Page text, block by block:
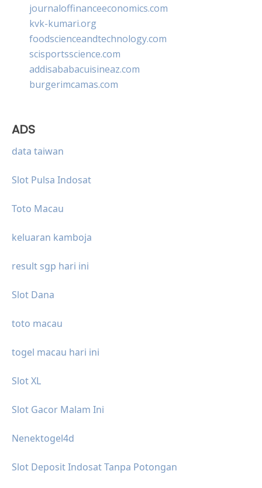
journaloffinanceeconomics.com
kvk-kumari.org
foodscienceandtechnology.com
scisportsscience.com
addisababacuisineaz.com
burgerimcamas.com
ADS
data taiwan
Slot Pulsa Indosat
Toto Macau
keluaran kamboja
result sgp hari ini
Slot Dana
toto macau
togel macau hari ini
Slot XL
Slot Gacor Malam Ini
Nenektogel4d
Slot Deposit Indosat Tanpa Potongan